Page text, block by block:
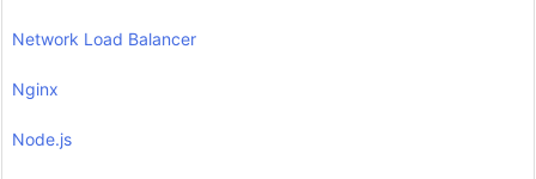
Network Load Balancer
Nginx
Node.js